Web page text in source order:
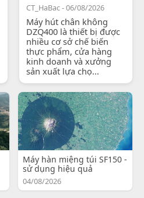
CT_HaBac - 06/08/2026
Máy hút chân không
DZQ400 là thiết bị được
nhiều cơ sở chế biến
thực phẩm, cửa hàng
kinh doanh và xưởng
sản xuất lựa chọ...
Máy hàn miệng túi SF150 -
sử dụng hiệu quả
04/08/2026